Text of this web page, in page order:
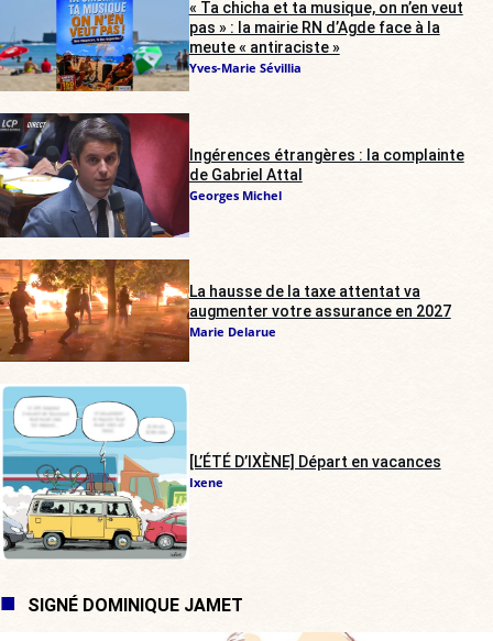
« Ta chicha et ta musique, on n’en veut
pas » : la mairie RN d’Agde face à la
meute « antiraciste »
Yves-Marie Sévillia
Ingérences étrangères : la complainte
de Gabriel Attal
Georges Michel
La hausse de la taxe attentat va
augmenter votre assurance en 2027
Marie Delarue
[L’ÉTÉ D’IXÈNE] Départ en vacances
Ixene
SIGNÉ DOMINIQUE JAMET